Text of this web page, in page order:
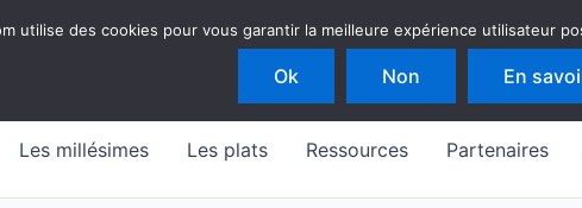
Les millésimes Les plats Ressources Partenaires
utilise des cookies pour vous garantir la meilleure expérience utilisateur
Ok Non En